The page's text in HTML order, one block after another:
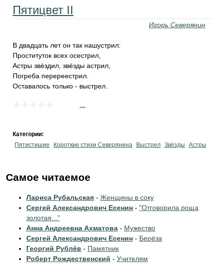
Пятицвет II
Игорь Северянин
В двадцать лет он так нашустрил:
Проституток всех осестрил,
Астры звёздил, звёзды астрил,
Погреба перереестрил.
Оставалось только - выстрел.
Категории:
Пятистишие
Короткие стихи Северянина Выстрел Звёзды Астры
Самое читаемое
Лариса Рубальская - Женщины в соку
Сергей Александрович Есенин - "Отговорила роща
золотая..."
Анна Андреевна Ахматова - Мужество
Сергей Александрович Есенин - Берёза
Георгий Рублёв - Памятник
Роберт Рождественский - Учителям